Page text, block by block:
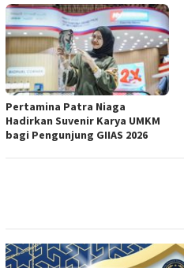
Pertamina Patra Niaga
Hadirkan Suvenir Karya UMKM
bagi Pengunjung GIIAS 2026